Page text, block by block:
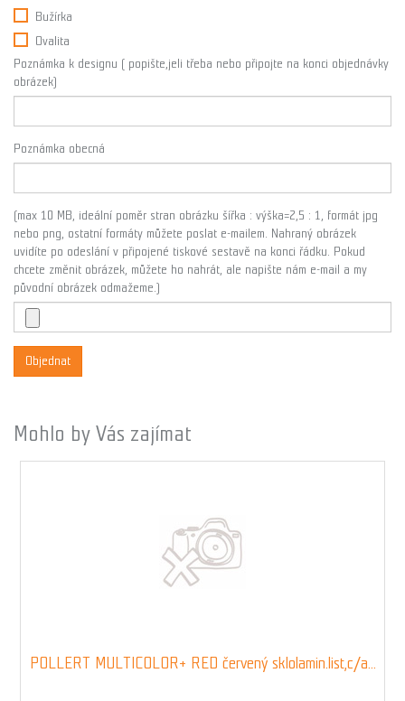
Bužírka
Ovalita
Poznámka k designu ( popište,jeli třeba nebo připojte na konci objednávky
obrázek)
Poznámka obecná
(max 10 MB, ideální poměr stran obrázku šířka : výška=2,5 : 1, formát jpg
nebo png, ostatní formáty můžete poslat e-mailem. Nahraný obrázek
uvidíte po odeslání v připojené tiskové sestavě na konci řádku. Pokud
chcete změnit obrázek, můžete ho nahrát, ale napište nám e-mail a my
původní obrázek odmažeme.)
Objednat
Mohlo by Vás zajímat
POLLERT MULTICOLOR+ RED červený sklolamin.list,c/a...